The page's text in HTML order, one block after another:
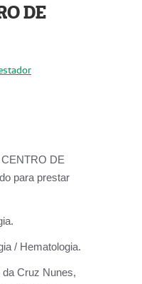
DE
CENTRO DE
para prestar
/ Hematologia.
Cruz Nunes,